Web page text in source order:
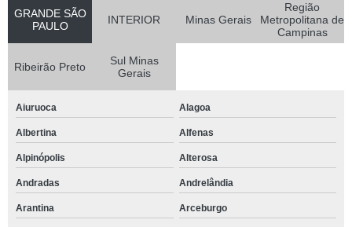
GRANDE SÃO
PAULO
INTERIOR Minas Gerais
Região
Metropolitana de
Campinas
Ribeirão Preto
Sul Minas
Gerais
Aiuruoca Alagoa
Albertina Alfenas
Alpinópolis Alterosa
Andradas Andrelândia
Arantina Arceburgo